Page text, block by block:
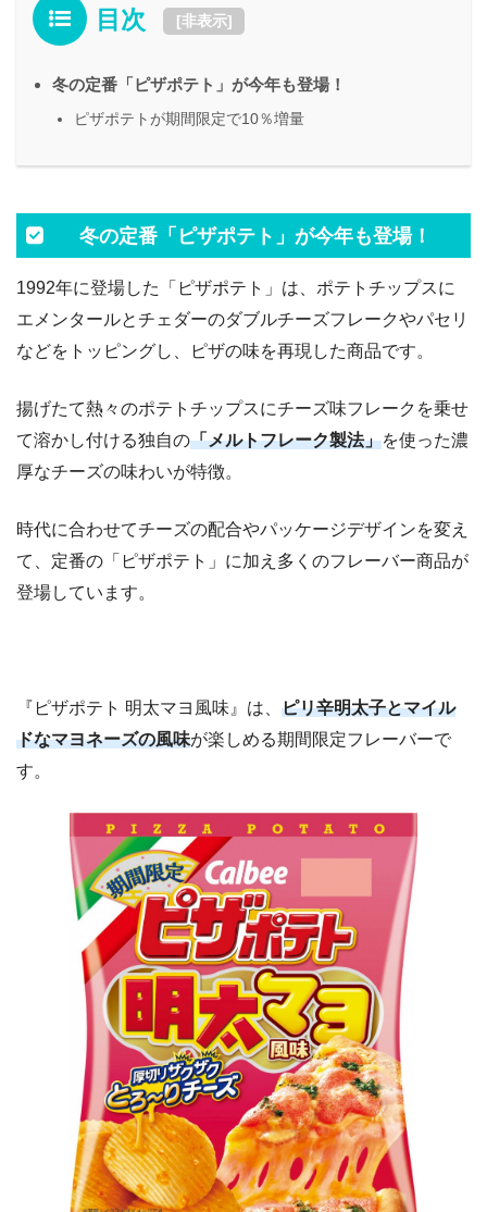
目次 [非表示]
冬の定番「ピザポテト」が今年も登場！
ピザポテトが期間限定で10％増量
冬の定番「ピザポテト」が今年も登場！
1992年に登場した「ピザポテト」は、ポテトチップスに
エメンタールとチェダーのダブルチーズフレークやパセリ
などをトッピングし、ピザの味を再現した商品です。
揚げたて熱々のポテトチップスにチーズ味フレークを乗せ
て溶かし付ける独自の「メルトフレーク製法」を使った濃
厚なチーズの味わいが特徴。
時代に合わせてチーズの配合やパッケージデザインを変え
て、定番の「ピザポテト」に加え多くのフレーバー商品が
登場しています。
『ピザポテト 明太マヨ風味』は、 ピリ辛明太子とマイル
ドなマヨネーズの風味が楽しめる期間限定フレーバーで
す。